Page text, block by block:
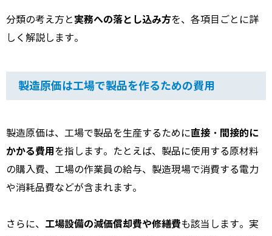
分類の考え方と 実務への落とし込み方を、各項目ごとに詳
しく解説します。
製造原価は工場で製品を作るための費用
製造原価は、工場で製品を生産するために直接・間接的に
かかる費用 を指します。たとえば、製品に使用する原材料
の購入費、工場の作業員の給与、製造現場で消費する電力
や消耗品費などが含まれます。
さらに、 工場設備の減価償却費や修繕費も該当します。実